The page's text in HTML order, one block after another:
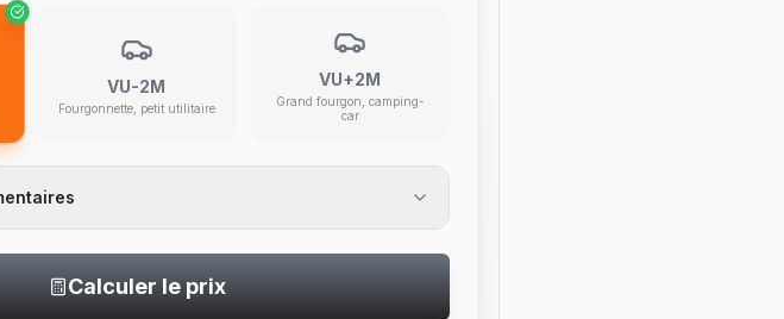
VU-2M
Fourgonnette, petit utilitaire
VU+2M
Grand fourgon, camping-
car
Calculer le prix